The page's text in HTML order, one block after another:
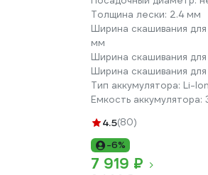
Толщина лески: 2.4 мм
Ширина скашивания
мм
Ширина скашивания для
Ширина скашивания для
Тип аккумулятора: Li-lon
Емкость аккумулятора:
4.5(80)
-6%
7 919 ₽